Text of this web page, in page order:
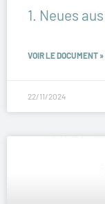
1. Neues
VOIR LE DOCUMENT »
22/11/2024